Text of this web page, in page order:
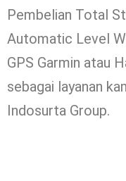
Pembelian Total
Automatic Level
GPS Garmin atau
sebagai layanan
Indosurta Group.